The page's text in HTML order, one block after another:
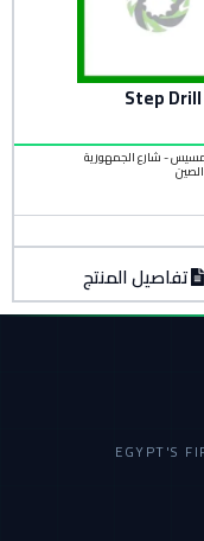
- شارع الجمهورية
الصين
تفاصيل المنتج
EGYPT'S